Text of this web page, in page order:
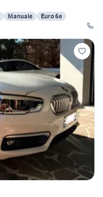
Manuale
Euro 6e